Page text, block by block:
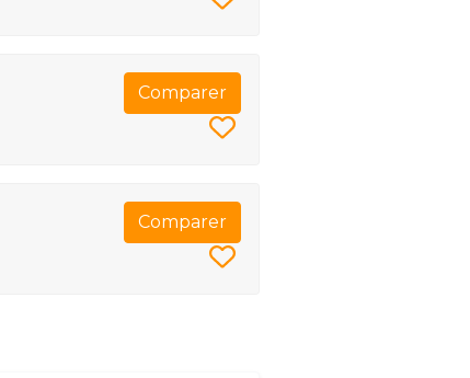
Comparer
Comparer